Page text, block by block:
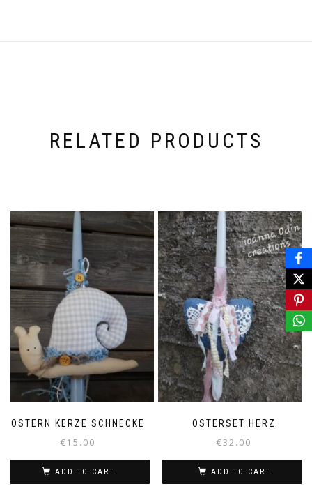
RELATED PRODUCTS
OSTERN KERZE SCHNECKE
€15.00
ADD TO CART
OSTERSET HERZ
€32.00
ADD TO CART